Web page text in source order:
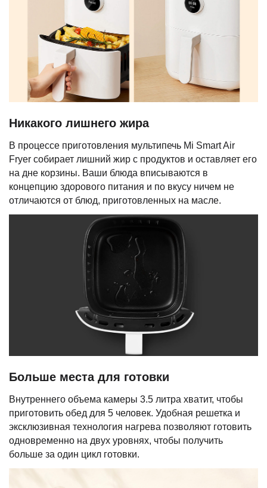
Никакого лишнего жира
В процессе приготовления мультипечь Mi Smart Air
Fryer собирает лишний жир с продуктов и оставляет его
на дне корзины. Ваши блюда вписываются в
концепцию здорового питания и по вкусу ничем не
отличаются от блюд, приготовленных на масле.
Больше места для готовки
Внутреннего объема камеры 3.5 литра хватит, чтобы
приготовить обед для 5 человек. Удобная решетка и
эксклюзивная технология нагрева позволяют готовить
одновременно на двух уровнях, чтобы получить
больше за один цикл готовки.